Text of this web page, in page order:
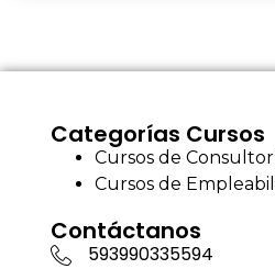
Categorías Cursos
Cursos de
Cursos de
Contáctanos
593990335594